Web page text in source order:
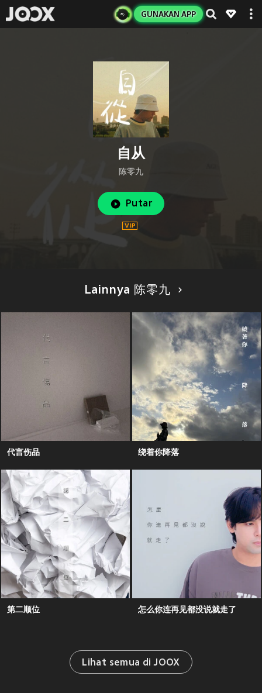
GUNAKAN APP
自从
陈零九
Putar
Lainnya 陈零九
代言伤品 绕着你降落
第二顺位 怎么你连再见都没说就走了
Lihat semua di JOOX